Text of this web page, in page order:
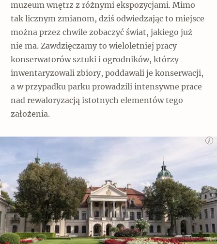
muzeum wnętrz z różnymi ekspozycjami. Mimo
tak licznym zmianom, dziś odwiedzając to miejsce
można przez chwile zobaczyć świat, jakiego już
nie ma. Zawdzięczamy to wieloletniej pracy
konserwatorów sztuki i ogrodników, którzy
inwentaryzowali zbiory, poddawali je konserwacji,
a w przypadku parku prowadzili intensywne prace
nad rewaloryzacją istotnych elementów tego
założenia.